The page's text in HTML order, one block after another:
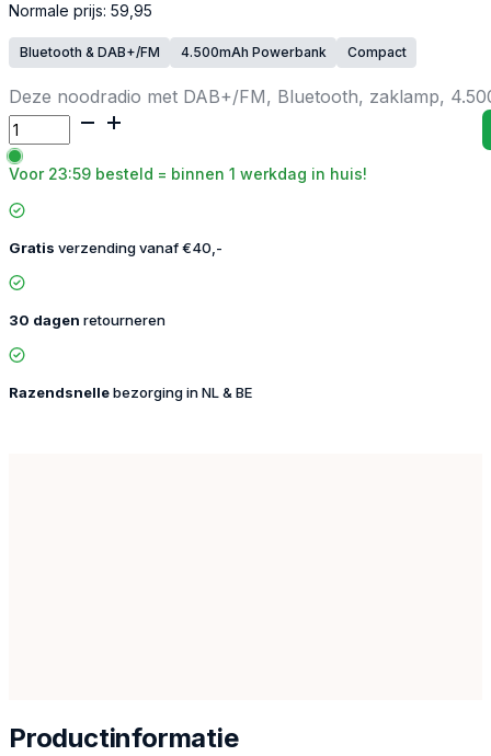
Normale prijs: 59,95
Bluetooth & DAB+/FM 4.500mAh Powerbank Compact
Deze noodradio met DAB+/FM, Bluetooth, zaklamp,
Noodradio
DAB+/FM
-
aantal
Voor 23:59 besteld = binnen 1 werkdag in huis!
Gratis verzending vanaf €40,-
30 dagen retourneren
Razendsnellebezorging in NL & BE
Productinformatie